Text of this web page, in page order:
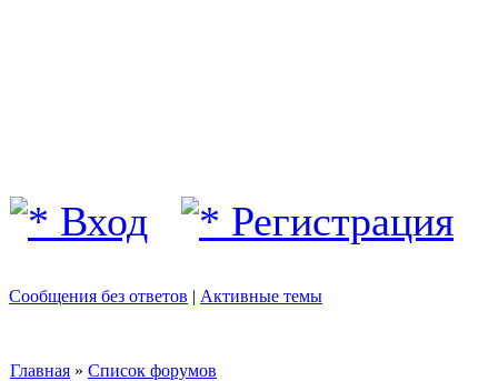
Вход Регистрация
Сообщения без ответов | Активные темы
Главная » Список форумов